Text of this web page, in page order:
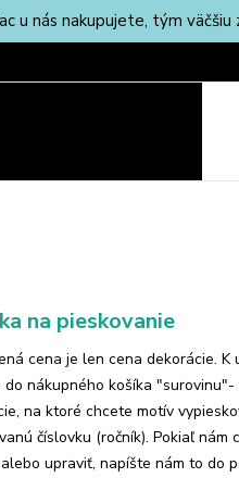
u nás nakupujete, tým väčšiu
na pieskovanie
cena je len cena dekorácie. K
do nákupného košíka
na ktoré chcete motív
číslovku (ročník). Pokiaľ nám
upraviť, napíšte nám to do